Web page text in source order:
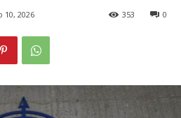
2026 0
353